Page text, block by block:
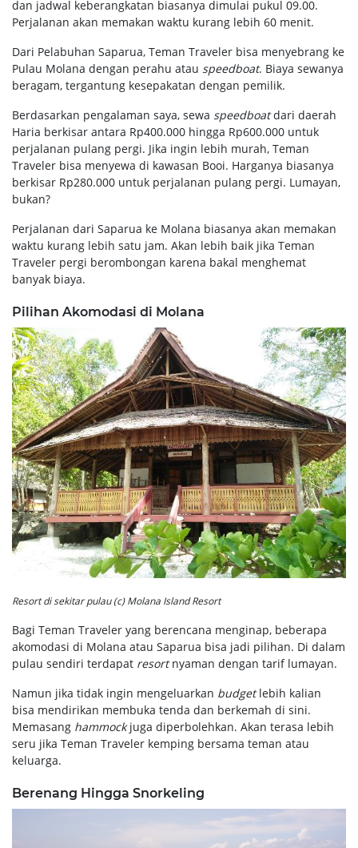
dan jadwal keberangkatan biasanya dimulai pukul 09.00.
Perjalanan akan memakan waktu kurang lebih 60 menit.
Dari Pelabuhan Saparua, Teman Traveler bisa menyebrang ke
Pulau Molana dengan perahu atau speedboat. Biaya sewanya
beragam, tergantung kesepakatan dengan pemilik.
Berdasarkan pengalaman saya, sewa speedboatdari daerah
Haria berkisar antara Rp400.000 hingga Rp600.000 untuk
perjalanan pulang pergi. Jika ingin lebih murah, Teman
Traveler bisa menyewa di kawasan Booi. Harganya biasanya
berkisar Rp280.000 untuk perjalanan pulang pergi. Lumayan,
bukan?
Perjalanan dari Saparua ke Molana biasanya akan memakan
waktu kurang lebih satu jam. Akan lebih baik jika Teman
Traveler pergi berombongan karena bakal menghemat
banyak biaya.
Pilihan Akomodasi di Molana
Resort di sekitar pulau (c) Molana Island Resort
Bagi Teman Traveler yang berencana menginap, beberapa
akomodasi di Molana atau Saparua bisa jadi pilihan. Di dalam
pulau sendiri terdapat resortnyaman dengan tarif lumayan.
Namun jika tidak ingin mengeluarkan budgetlebih kalian
bisa mendirikan membuka tenda dan berkemah di sini.
Memasang hammockjuga diperbolehkan. Akan terasa lebih
seru jika Teman Traveler kemping bersama teman atau
keluarga.
Berenang Hingga Snorkeling